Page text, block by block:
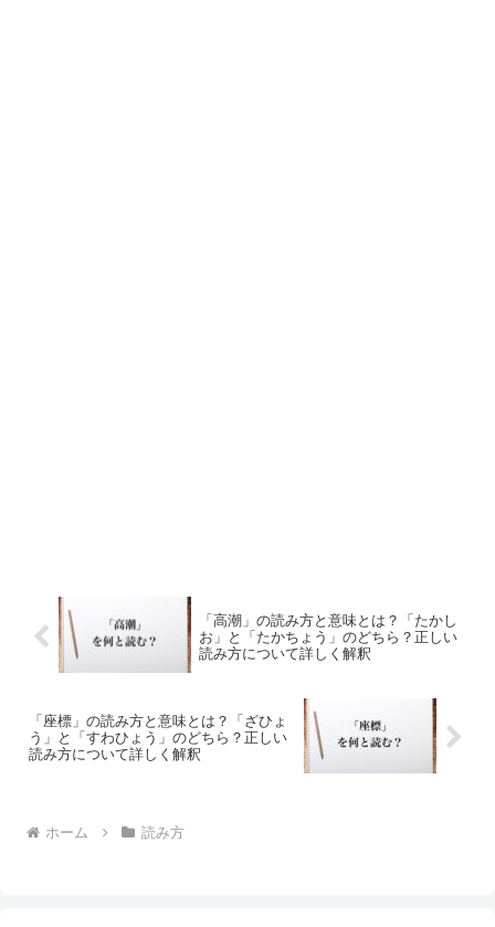
「高潮」の読み方と意味とは？「たかし
お」と「たかちょう」のどちら？正しい
読み方について詳しく解釈
「座標」の読み方と意味とは？「ざひょ
う」と「すわひょう」のどちら？正しい
読み方について詳しく解釈
ホーム 読み方